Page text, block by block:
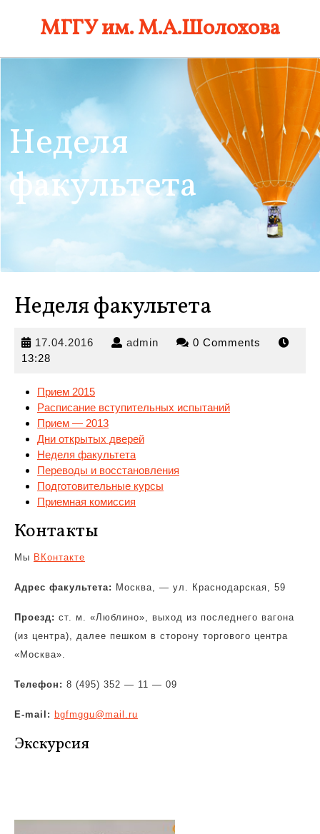
МГГУ им. М.А.Шолохова
Неделя
факультета
Неделя факультета
17.04.2016 17.04.2016
admin admin 0 Comments
13:28
Прием 2015
Расписание вступительных испытаний
Прием — 2013
Дни открытых дверей
Неделя факультета
Переводы и восстановления
Подготовительные курсы
Приемная комиссия
Контакты
Мы ВКонтакте
Адрес факультета: Москва, — ул. Краснодарская, 59
Проезд: ст. м. «Люблино», выход из последнего вагона
(из центра), далее пешком в сторону торгового центра
«Москва».
Телефон: 8 (495) 352 — 11 — 09
E-mail: bgfmggu@mail.ru
Экскурсия